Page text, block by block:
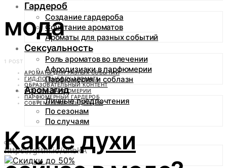
Гардероб
Создание гардероба
Сочетание ароматов
Ароматы для разных событий
Сексуальность
Роль ароматов во влечении
Афродизиаки в парфюмерии
Парфюмерия и соблазн
Аромагид
Личные предпочтения
По сезонам
По случаям
https://gftm.io/uhbkA
мода
1 POST
АРОМАТЫ ДЛЯ РАЗНЫХ СОБЫТИЙ
ГИД ПО ВЫБОРУ АРОМАТА
ОБРАЗОВАТЕЛЬНЫЙ КОНТЕНТ
ОСНОВЫ ПАРФЮМЕРИИ
ПАРФЮМЕРНЫЙ ГАРДЕРОБ
СОВРЕМЕННЫЕ ТЕНДЕНЦИИ
Какие духи